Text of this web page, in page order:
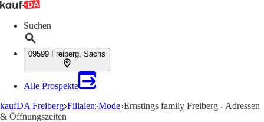
Suchen
09599 Freiberg, Sachs
Alle Prospekte
kaufDA Freiberg Filialen Mode Ernstings family Freiberg - Adressen
& Öffnungszeiten